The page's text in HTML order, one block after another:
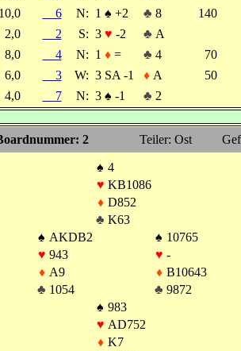
6 N: 1 ♠ +2 ♣ 8 140
2,0
2 S: 3 ♥ -2 ♣ A
8,0
4 N: 1 ♦= ♣ 4 70
6,0
3 W: 3 SA -1 ♦A 50
4,0
7 N: 3 ♠ -1 ♣ 2
2 Teiler: Ost
♠ 4
♥ KB1086
♦ D852
♣ K63
♠ AKDB2 ♠ 10765
♥ 943 ♥ -
♦ A9 ♦ B10643
♣ 1054 ♣ 9872
♠ 983
♥ AD752
♦ K7